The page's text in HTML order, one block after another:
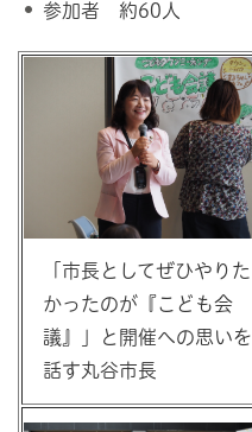
参加者 約60人
「市長としてぜひやりた
かったのが『こども会
議』」と開催への思いを
話す丸谷市長